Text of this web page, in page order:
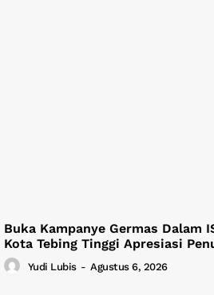
Buka Kampanye Germas Dalam
Kota Tebing Tinggi Apresiasi
Yudi Lubis - Agustus 6, 2026